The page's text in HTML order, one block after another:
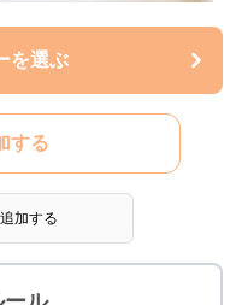
を選ぶ
する
加する